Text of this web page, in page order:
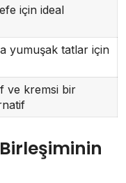
için ideal
yumuşak tatlar için
ve kremsi bir